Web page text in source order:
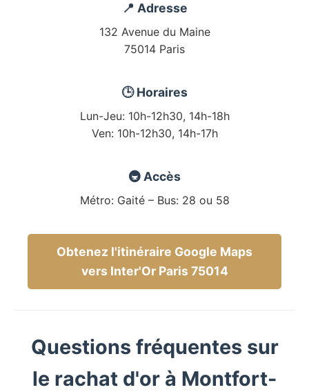
📍 Adresse
132 Avenue du Maine
75014 Paris
🕒 Horaires
Lun-Jeu: 10h-12h30, 14h-18h
Ven: 10h-12h30, 14h-17h
🚇 Accès
Métro: Gaité – Bus: 28 ou 58
Obtenez l'itinéraire Google Maps
vers Inter'Or Paris 75014
Questions fréquentes sur
le rachat d'or à Montfort-